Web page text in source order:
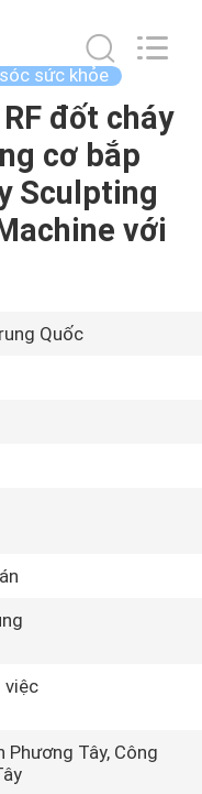
sức khỏe
đốt cháy
cơ bắp
Sculpting
với
Quốc
việc
Phương Tây, Công